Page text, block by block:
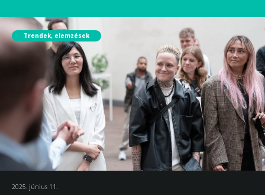
Trendek, elemzések
2025. június 11.